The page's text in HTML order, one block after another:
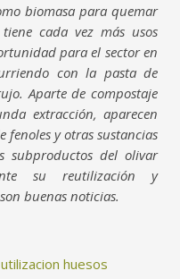
biomasa para quemar
cada vez más usos
para el sector en
con la pasta de
Aparte de compostaje
extracción, aparecen
fenoles y otras sustancias
subproductos del olivar
su reutilización y
buenas noticias.
utilizacion huesos